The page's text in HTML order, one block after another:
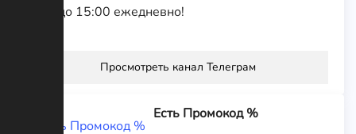
9:00 до 15:00 ежедневно!
Просмотреть канал Телеграм
Есть Промокод %